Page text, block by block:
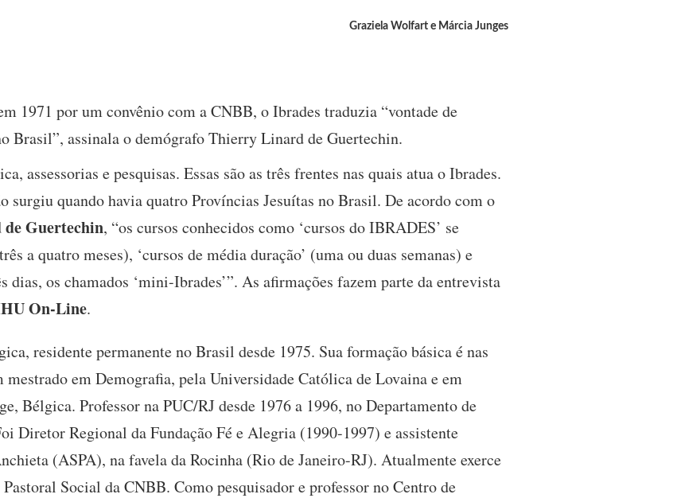
Graziela Wolfart e Márcia Junges
1971 por um convênio com a CNBB, o Ibrades traduzia “vontade de
Brasil”, assinala o demógrafo Thierry Linard de Guertechin.
assessorias e pesquisas. Essas são as três frentes nas quais atua o Ibrades.
surgiu quando havia quatro Províncias Jesuítas no Brasil. De acordo com o
Guertechin, “os cursos conhecidos como ‘cursos do IBRADES’ se
a quatro meses), ‘cursos de média duração’ (uma ou duas semanas) e
dias, os chamados ‘mini-Ibrades’”. As afirmações fazem parte da entrevista
On-Line.
residente permanente no Brasil desde 1975. Sua formação básica é nas
em Demografia, pela Universidade Católica de Lovaina e em
Bélgica. Professor na PUC/RJ desde 1976 a 1996, no Departamento de
Diretor Regional da Fundação Fé e Alegria (1990-1997) e assistente
(ASPA), na favela da Rocinha (Rio de Janeiro-RJ). Atualmente exerce
Social da CNBB. Como pesquisador e professor no Centro de